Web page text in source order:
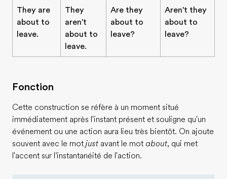
They are
about to
leave.
They
aren't
about to
leave.
Are they
about to
leave?
Aren't they
about to
leave?
Fonction
Cette construction se réfère à un moment situé
immédiatement après l'instant présent et souligne qu'un
événement ou une action aura lieu très bientôt. On ajoute
souvent avec le mot just avant le mot about, qui met
l'accent sur l’instantanéité de l'action.